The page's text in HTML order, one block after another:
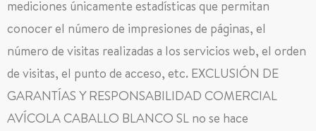
mediciones únicamente estadísticas que permitan
conocer el número de impresiones de páginas, el
número de visitas realizadas a los servicios web, el orden
de visitas, el punto de acceso, etc. EXCLUSIÓN DE
GARANTÍAS Y RESPONSABILIDAD COMERCIAL
AVÍCOLA CABALLO BLANCO SL no se hace